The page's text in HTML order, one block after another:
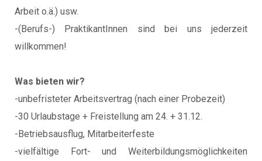
Arbeit o.ä.) usw.
-(Berufs-) PraktikantInnen sind bei uns jederzeit
willkommen!
Was bieten wir?
-unbefristeter Arbeitsvertrag (nach einer Probezeit)
-30 Urlaubstage + Freistellung am 24. + 31.12.
-Betriebsausflug, Mitarbeiterfeste
-vielfältige Fort- und Weiterbildungsmöglichkeiten